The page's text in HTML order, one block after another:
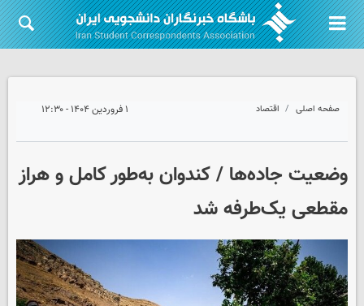
صفحه اصلی اقتصاد ۱ فروردین ۱۴۰۴ - ۱۲:۳۰
وضعیت جاده‌ها / کندوان به‌طور کامل و هراز
مقطعی یک‌طرفه شد